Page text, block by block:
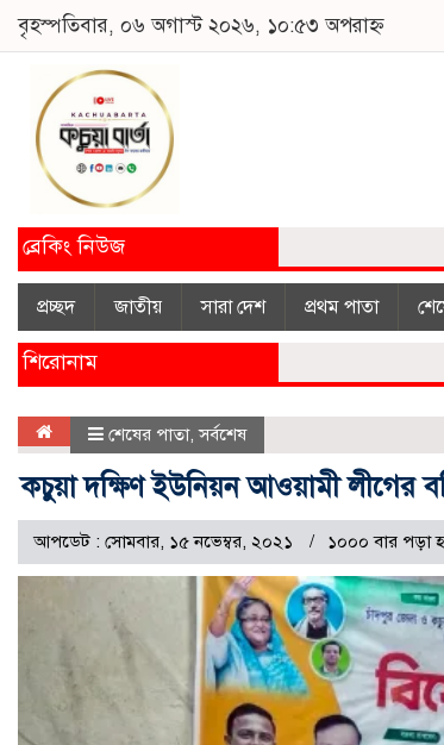
বৃহস্পতিবার, ০৬ অগাস্ট ২০২৬, ১০:৫৩ অপরাহ্ন
ব্রেকিং নিউজ
প্রচ্ছদ জাতীয় সারা দেশ প্রথম পাতা
শিরোনাম
শেষের পাতা,সর্বশেষ
কচুয়া দক্ষিণ ইউনিয়ন আওয়ামী লীগের
আপডেট : সোমবার, ১৫ নভেম্বর, ২০২১ ১০০০ বার পড়া